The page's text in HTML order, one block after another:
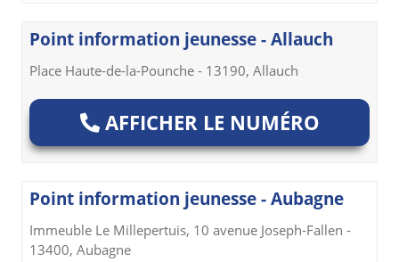
Point information jeunesse - Allauch
Place Haute-de-la-Pounche - 13190, Allauch
AFFICHER LE NUMÉRO
Point information jeunesse - Aubagne
Immeuble Le Millepertuis, 10 avenue Joseph-Fallen -
13400, Aubagne